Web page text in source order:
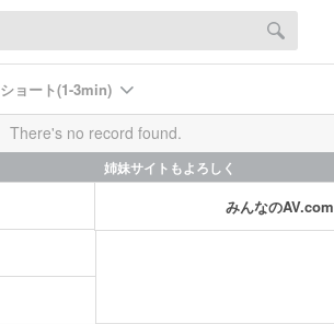
ショート(1-3min)
There's no record found.
姉妹サイトもよろしく
みんなのAV.com